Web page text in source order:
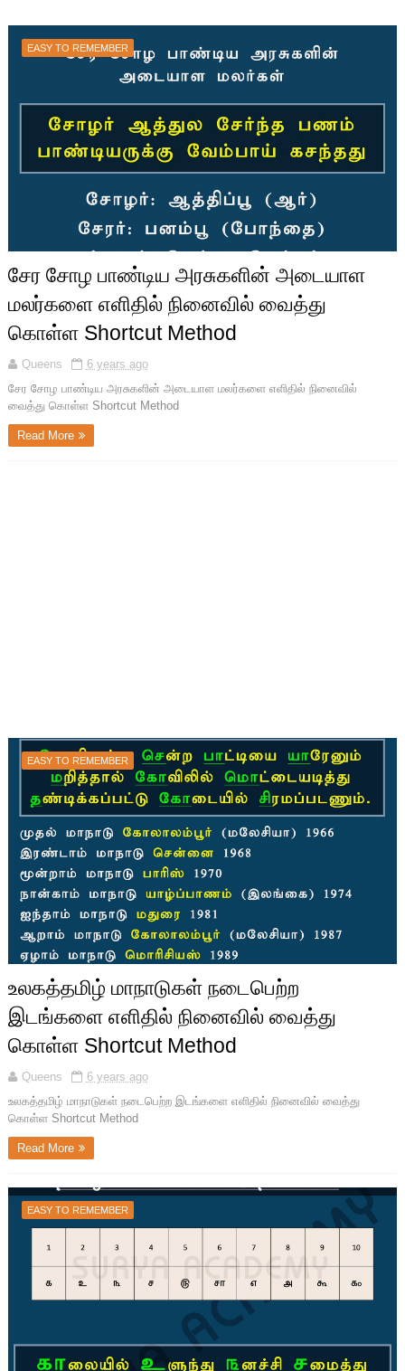
EASY TO REMEMBER
சேர சோழ பாண்டிய அரசுகளின் அடையாள
மலர்களை எளிதில் நினைவில் வைத்து
கொள்ள Shortcut Method
Queens
6 years ago
சேர சோழ பாண்டிய அரசுகளின் அடையாள மலர்களை எளிதில் நினைவில்
வைத்து கொள்ள Shortcut Method
Read More
EASY TO REMEMBER
உலகத்தமிழ் மாநாடுகள் நடைபெற்ற
இடங்களை எளிதில் நினைவில் வைத்து
கொள்ள Shortcut Method
Queens
6 years ago
உலகத்தமிழ் மாநாடுகள் நடைபெற்ற இடங்களை எளிதில் நினைவில் வைத்து
கொள்ள Shortcut Method
Read More
EASY TO REMEMBER